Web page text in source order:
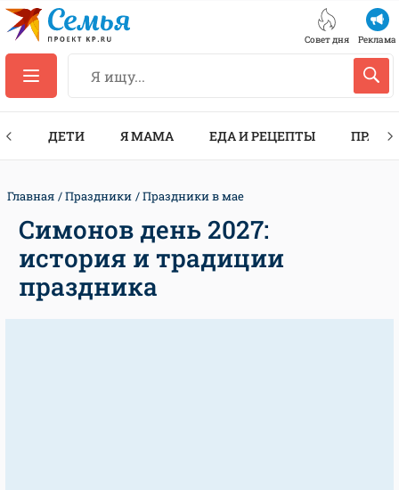
Совет дня Реклама
ДЕТИ Я МАМА ЕДА И РЕЦЕПТЫ
Главная Праздники Праздники в мае
Симонов день 2027:
история и традиции
праздника